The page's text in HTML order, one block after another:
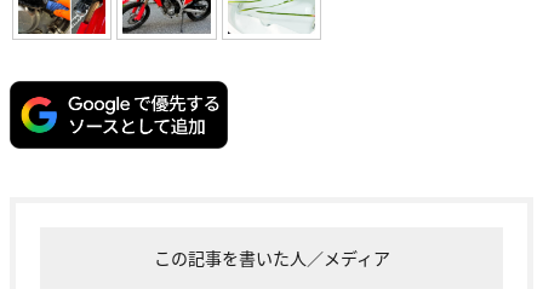
この記事を書いた人／メディア